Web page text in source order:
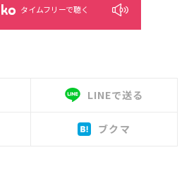
タイムフリーで聴く
LINEで送る
ブクマ